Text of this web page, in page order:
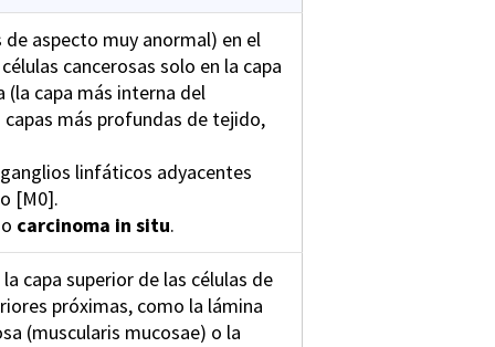
aspecto muy anormal) en el
cancerosas solo en la capa
(la capa más interna del
más profundas de tejido,
linfáticos adyacentes
[M0].
carcinoma in situ.
capa superior de las células de
próximas, como la lámina
(muscularis mucosae) o la